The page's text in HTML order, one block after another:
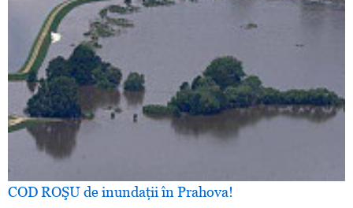
COD ROŞU de inundaţii în Prahova!